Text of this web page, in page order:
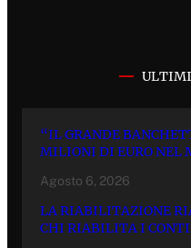
“IL GRANDE
MILIONI DI EURO NEL
Agosto 6, 2026
LA RIABILITAZIONE
CHI RIABILITA I